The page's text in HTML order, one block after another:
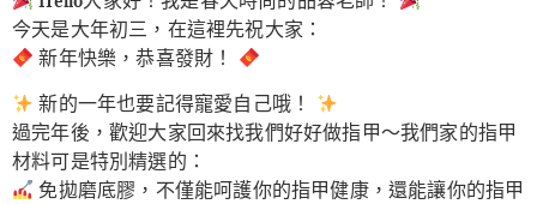
今天是大年初三，在這裡先祝大家：
新年快樂，恭喜發財！
新的一年也要記得寵愛自己哦！
過完年後，歡迎大家回來找我們好好做指甲～我們家的指甲
材料可是特別精選的：
免拋磨底膠，不僅能呵護你的指甲健康，還能讓你的指甲